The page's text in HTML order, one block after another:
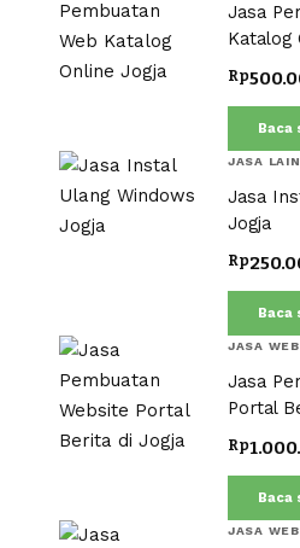
Jasa
Katalog
Rp
Baca
JASA
Jasa
Jogja
Rp
Baca
JASA
Jasa
Portal
Rp
Baca
JASA